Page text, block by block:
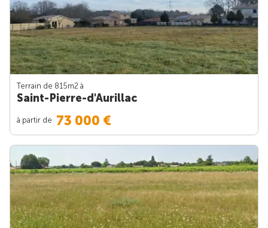
Terrain de 815m2 à
Saint-Pierre-d'Aurillac
à partir de 73 000 €